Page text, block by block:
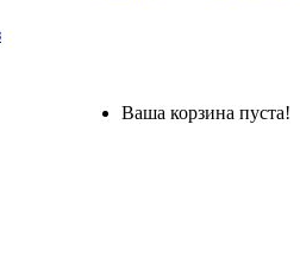
Ваша корзина пуста!